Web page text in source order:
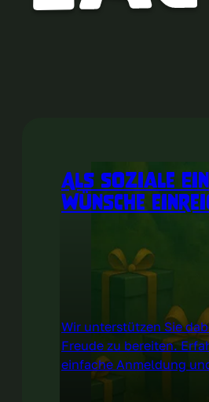
Als soziale
Wünsche
Wir unterstützen Sie
Freude zu bereiten.
einfache Anmeldung